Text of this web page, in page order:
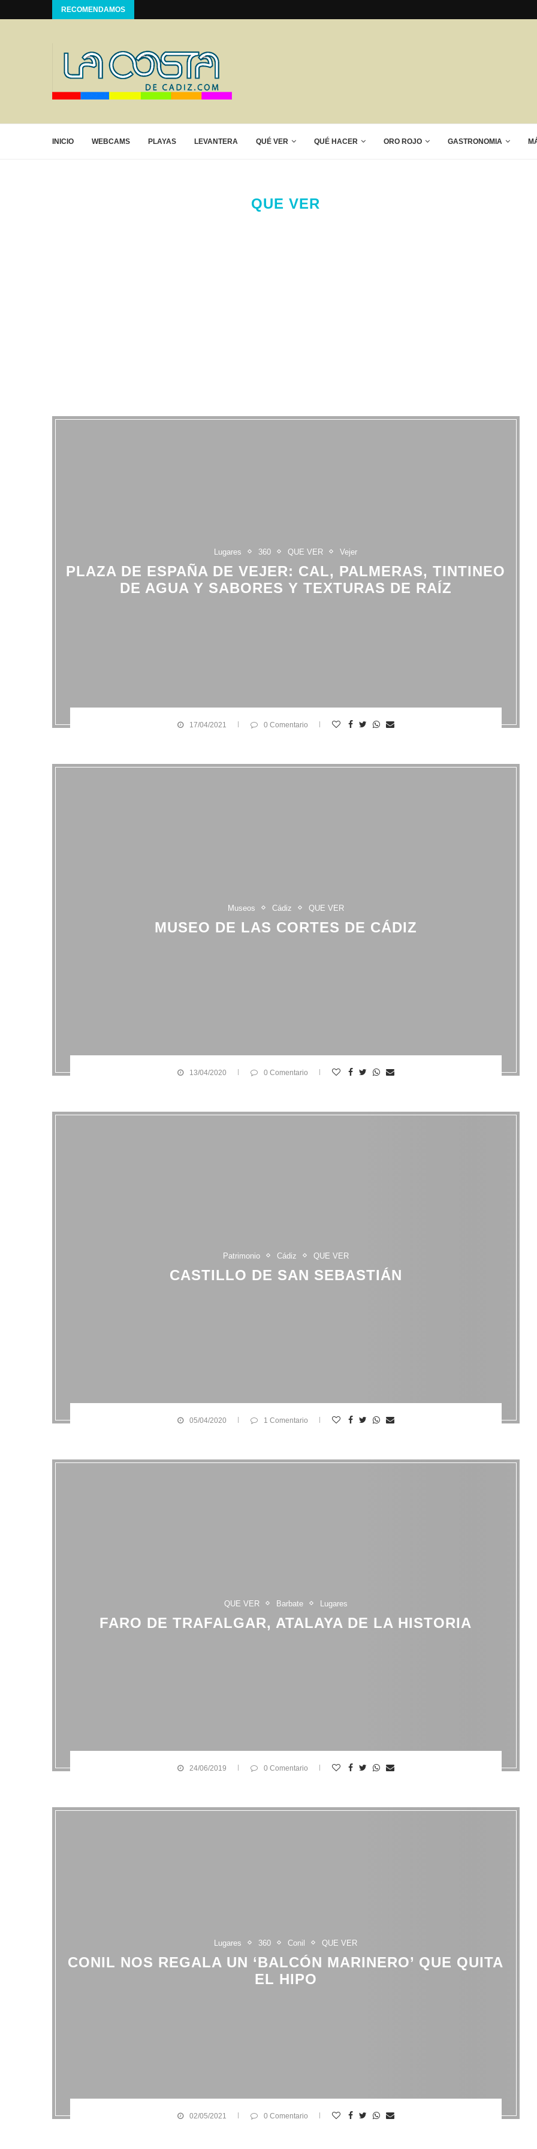
RECOMENDAMOS
INICIO WEBCAMS PLAYAS LEVANTERA QUÉ VER QUÉ HACER ORO ROJO GASTRONOMIA
QUE VER
Lugares 360 QUE VER Vejer
PLAZA DE ESPAÑA DE VEJER: CAL, PALMERAS, TINTINEO
DE AGUA Y SABORES Y TEXTURAS DE RAÍZ
17/04/2021 0 Comentario
Museos Cádiz QUE VER
MUSEO DE LAS CORTES DE CÁDIZ
13/04/2020 0 Comentario
Patrimonio Cádiz QUE VER
CASTILLO DE SAN SEBASTIÁN
05/04/2020 1 Comentario
QUE VER Barbate Lugares
FARO DE TRAFALGAR, ATALAYA DE LA HISTORIA
24/06/2019 0 Comentario
Lugares 360 Conil QUE VER
CONIL NOS REGALA UN ‘BALCÓN MARINERO’ QUE QUITA
EL HIPO
02/05/2021 0 Comentario